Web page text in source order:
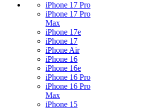
iPhone 17 Pro
iPhone 17 Pro
Max
iPhone 17e
iPhone 17
iPhone Air
iPhone 16
iPhone 16e
iPhone 16 Pro
iPhone 16 Pro
Max
iPhone 15